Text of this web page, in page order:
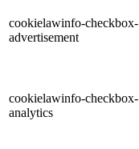
cookielawinfo-checkbox-
advertisement
cookielawinfo-checkbox-
analytics